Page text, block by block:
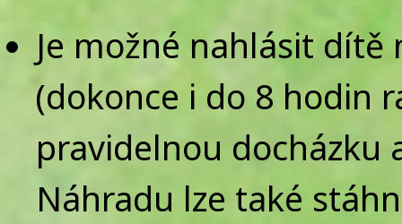
Je možné nahlásit
(dokonce i do 8 hodin
pravidelnou docházku
Náhradu lze také